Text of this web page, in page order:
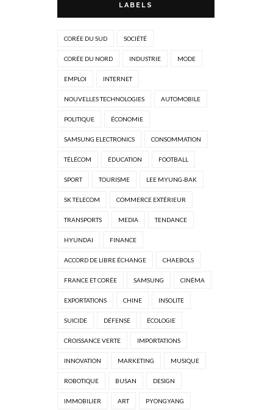
LABELS
CORÉE DU SUD SOCIÉTÉ
CORÉE DU NORD INDUSTRIE MODE
EMPLOI INTERNET
NOUVELLES TECHNOLOGIES AUTOMOBILE
POLITIQUE ÉCONOMIE
SAMSUNG ELECTRONICS CONSOMMATION
TÉLÉCOM ÉDUCATION FOOTBALL
SPORT TOURISME LEE MYUNG-BAK
SK TELECOM COMMERCE EXTÉRIEUR
TRANSPORTS MEDIA TENDANCE
HYUNDAI FINANCE
ACCORD DE LIBRE ÉCHANGE CHAEBOLS
FRANCE ET CORÉE SAMSUNG CINÉMA
EXPORTATIONS CHINE INSOLITE
SUICIDE DÉFENSE ÉCOLOGIE
CROISSANCE VERTE IMPORTATIONS
INNOVATION MARKETING MUSIQUE
ROBOTIQUE BUSAN DESIGN
IMMOBILIER ART PYONGYANG